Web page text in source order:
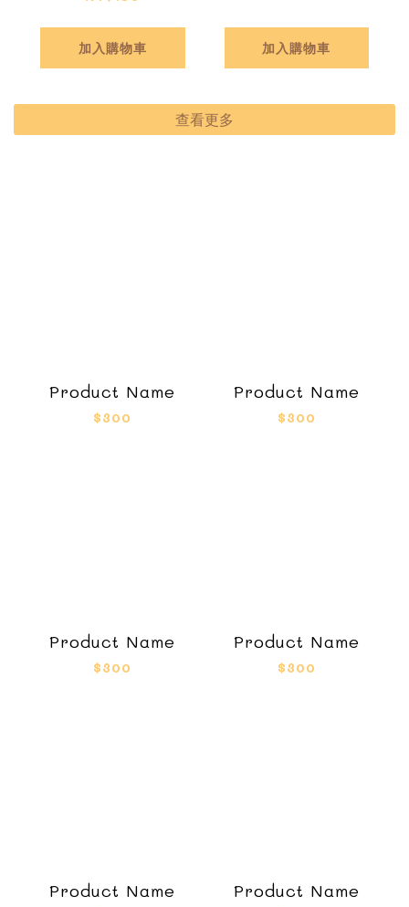
加入購物車 加入購物車
查看更多
Product Name
$300
Product Name
$300
Product Name
$300
Product Name
$300
Product Name Product Name